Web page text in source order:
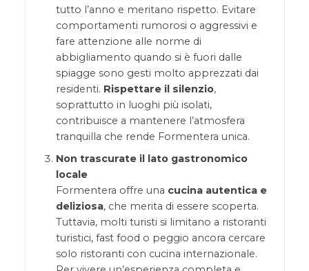
tutto l’anno e meritano rispetto. Evitare
comportamenti rumorosi o aggressivi e
fare attenzione alle norme di
abbigliamento quando si è fuori dalle
spiagge sono gesti molto apprezzati dai
residenti. Rispettare il silenzio,
soprattutto in luoghi più isolati,
contribuisce a mantenere l’atmosfera
tranquilla che rende Formentera unica.
Non trascurate il lato gastronomico
locale
Formentera offre una cucina autentica e
deliziosa, che merita di essere scoperta.
Tuttavia, molti turisti si limitano a ristoranti
turistici, fast food o peggio ancora cercare
solo ristoranti con cucina internazionale.